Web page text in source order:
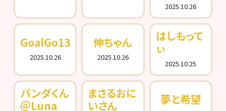
2025.10.26
GoalGo13
2025.10.26
伸ちゃん
2025.10.26
はしもって
ぃ
2025.10.25
パンダくん
＠Luna
まさるおに
いさん
夢と希望